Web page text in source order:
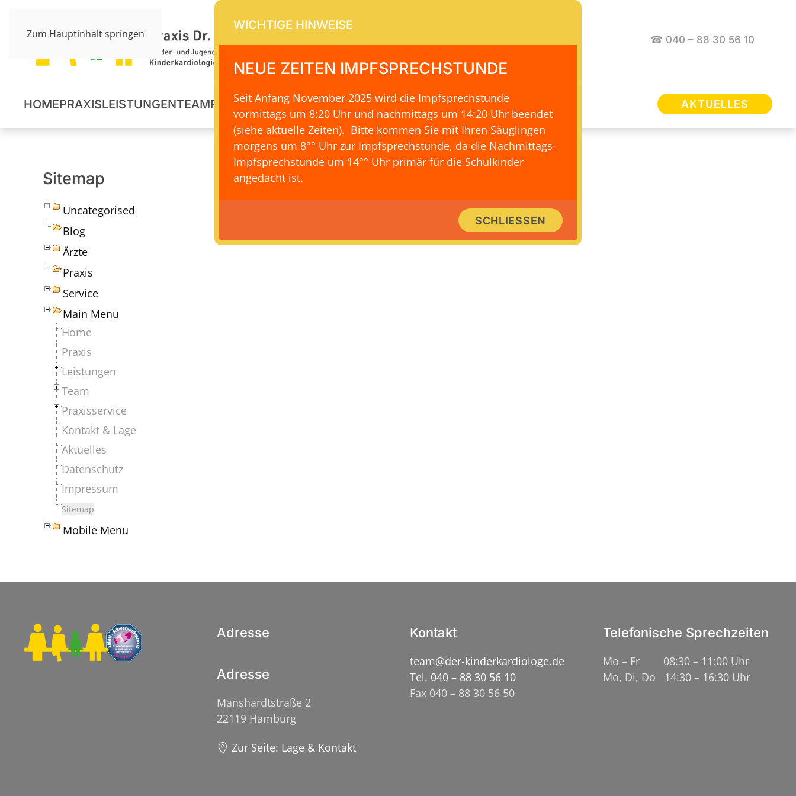
Zum Hauptinhalt springen ☎ 040 – 88 30 56 10
HOMEPRAXISLEISTUNGENTEAMPRAXISSERVICEKONTAKT & LAGE AKTUELLES
Sitemap
Uncategorised
Blog
Ärzte
Praxis
Service
Main Menu
Home
Praxis
Leistungen
Team
Praxisservice
Kontakt & Lage
Aktuelles
Datenschutz
Impressum
Sitemap
Mobile Menu
Adresse
Adresse
Manshardtstraße 2
22119 Hamburg
Zur Seite: Lage & Kontakt
Kontakt
team@der-kinderkardiologe.de
Tel. 040 – 88 30 56 10
Fax 040 – 88 30 56 50
Telefonische Sprechzeiten
Mo – Fr 08:30 – 11:00 Uhr
Mo, Di, Do 14:30 – 16:30 Uhr
WICHTIGE HINWEISE
NEUE ZEITEN IMPFSPRECHSTUNDE
Seit Anfang November 2025 wird die Impfsprechstunde
vormittags um 8:20 Uhr und nachmittags um 14:20 Uhr beendet
(siehe aktuelle Zeiten). Bitte kommen Sie mit Ihren Säuglingen
morgens um 8°° Uhr zur Impfsprechstunde, da die Nachmittags-
Impfsprechstunde um 14°° Uhr primär für die Schulkinder
angedacht ist.
SCHLIESSEN